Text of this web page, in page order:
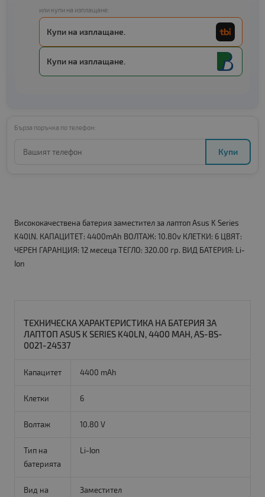
или купи на изплащане:
Купи на изплащане.
Купи на изплащане.
Бърза поръчка по телефон:
Купи
Висококачествена батерия заместител за лаптоп Asus K Series
K40lN. КАПАЦИТЕТ: 4400mAh ВОЛТАЖ: 10.80v КЛЕТКИ: 6 ЦВЯТ:
ЧЕРЕН ГАРАНЦИЯ: 12 месеца ТЕГЛО: 320.00 гр. ВИД БАТЕРИЯ: Li-
Ion
ТЕХНИЧЕСКА ХАРАКТЕРИСТИКА НА БАТЕРИЯ ЗА
ЛАПТОП ASUS K SERIES K40LN, 4400 MAH, AS-BS-
0021-24537
Капацитет 4400 mAh
Клетки 6
Волтаж 10.80 V
Тип на
батерията
Li-Ion
Вид на
Заместител